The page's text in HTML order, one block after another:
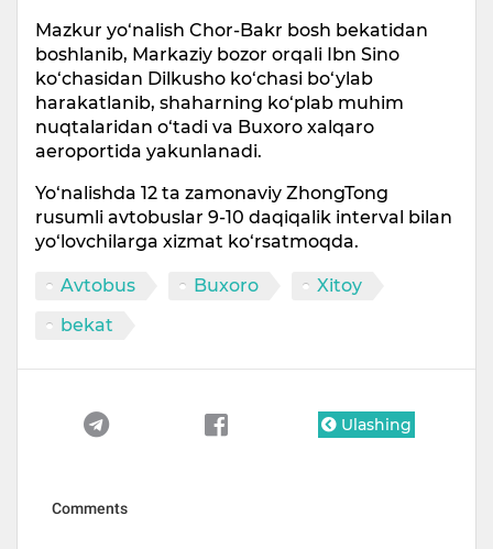
Mazkur yo‘nalish Chor-Bakr bosh bekatidan
boshlanib, Markaziy bozor orqali Ibn Sino
ko‘chasidan Dilkusho ko‘chasi bo‘ylab
harakatlanib, shaharning ko‘plab muhim
nuqtalaridan o‘tadi va Buxoro xalqaro
aeroportida yakunlanadi.
Yo‘nalishda 12 ta zamonaviy ZhongTong
rusumli avtobuslar 9-10 daqiqalik interval bilan
yo‘lovchilarga xizmat ko‘rsatmoqda.
Avtobus Buxoro
Xitoy
bekat
Ulashing